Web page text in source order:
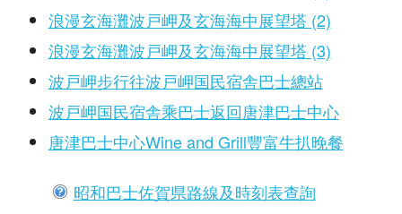
浪漫玄海灘波戸岬及玄海海中展望塔 (2)
浪漫玄海灘波戸岬及玄海海中展望塔 (3)
波戸岬步行往波戸岬国民宿舎巴士總站
波戸岬国民宿舎乘巴士返回唐津巴士中心
唐津巴士中心Wine and Grill豐富牛扒晚餐
昭和巴士佐賀県路線及時刻表查詢